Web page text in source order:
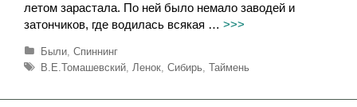
летом зарастала. По ней было немало заводей и
затончиков, где водилась всякая … >>>
Р
у
р
Были, Спиннинг
М
т
В.Е.Томашевский, Ленок, Сибирь, Таймень